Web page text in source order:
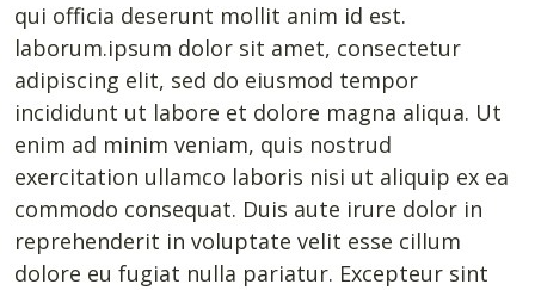
qui officia deserunt mollit anim id est.
laborum.ipsum dolor sit amet, consectetur
adipiscing elit, sed do eiusmod tempor
incididunt ut labore et dolore magna aliqua. Ut
enim ad minim veniam, quis nostrud
exercitation ullamco laboris nisi ut aliquip ex ea
commodo consequat. Duis aute irure dolor in
reprehenderit in voluptate velit esse cillum
dolore eu fugiat nulla pariatur. Excepteur sint